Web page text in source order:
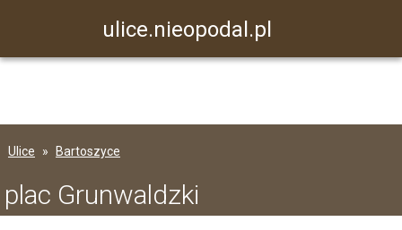
ulice.nieopodal.pl
Ulice Bartoszyce
plac Grunwaldzki